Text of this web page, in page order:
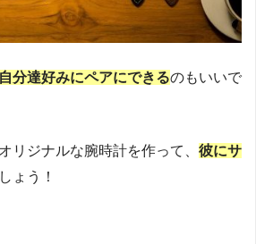
自分達好みにペアにできるのもいいで
リジナルな腕時計を作って、 彼にサ
ょう！